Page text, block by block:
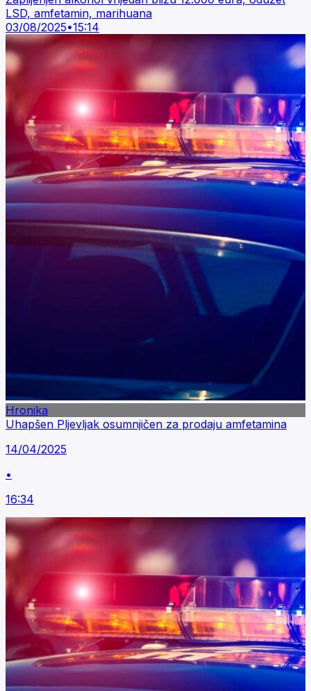
LSD, amfetamin, marihuana
03/08/2025•15:14
Hronika
Uhapšen Pljevljak osumnjičen za prodaju amfetamina
14/04/2025
•
16:34